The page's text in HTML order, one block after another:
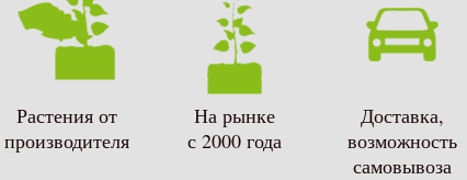
Растения от
производителя
На рынке
с 2000 года
Доставка,
возможность
самовывоза